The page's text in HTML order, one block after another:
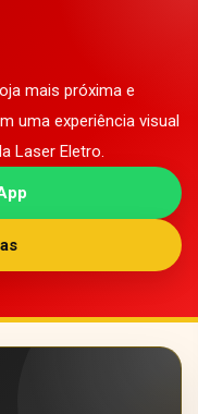
mais próxima e
uma experiência visual
Laser Eletro.